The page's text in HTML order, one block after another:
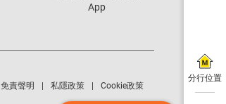
分行位置
App
免責聲明 私隱政策 Cookie政策